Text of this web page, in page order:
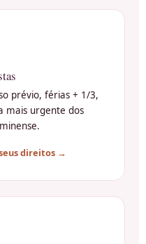
prévio, férias + 1/3,
mais urgente dos
direitos →